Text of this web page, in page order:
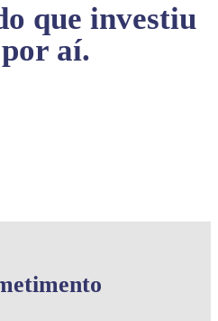
que investiu
aí.